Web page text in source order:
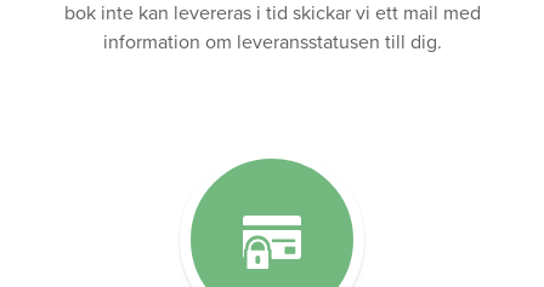
bok inte kan levereras i tid skickar vi ett mail med
information om leveransstatusen till dig.